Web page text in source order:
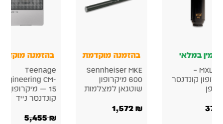
זמין במלאי
MXL 440 –
קונדנסר
בהזמנה מוקדמת
Sennheiser MKE
600 מיקרופון
שוטגאן למצלמות
₪
1,572
בהזמנה
Teenage
CM-
15 — מיקרופון
קונדנסר נייד
₪
5,455